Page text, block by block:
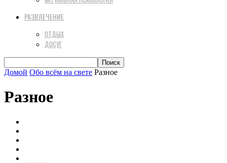
РАЗВЛЕЧЕНИЕ
ОТДЫХ
ДОСУГ
Домой Обо всём на свете Разное
Разное